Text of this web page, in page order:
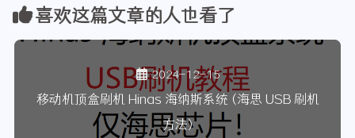
喜欢这篇文章的人也看了
2024-12-15
移动机顶盒刷机 Hinas 海纳斯系统 (海思 USB 刷机
方法)